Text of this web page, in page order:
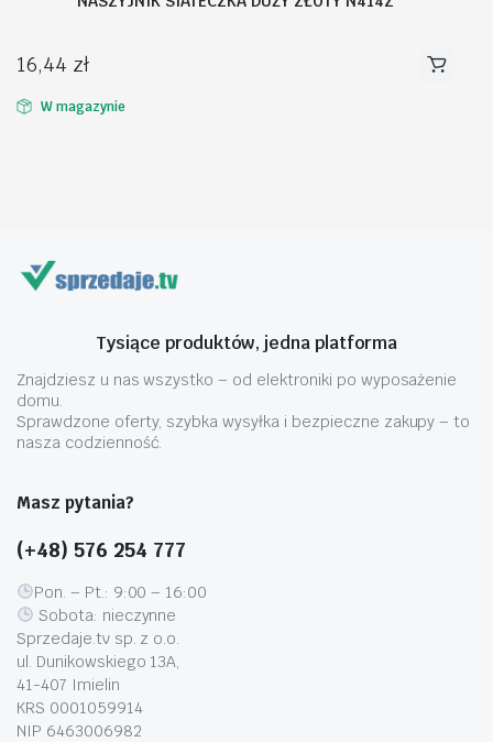
16,44 zł
W magazynie
Tysiące produktów, jedna platforma
Znajdziesz u nas wszystko – od elektroniki po wyposażenie
domu.
Sprawdzone oferty, szybka wysyłka i bezpieczne zakupy – to
nasza codzienność.
Masz pytania?
(+48) 576 254 777
Pon. – Pt.: 9:00 – 16:00
Sobota: nieczynne
Sprzedaje.tv sp. z o.o.
ul. Dunikowskiego 13A,
41-407 Imielin
KRS 0001059914
NIP 6463006982